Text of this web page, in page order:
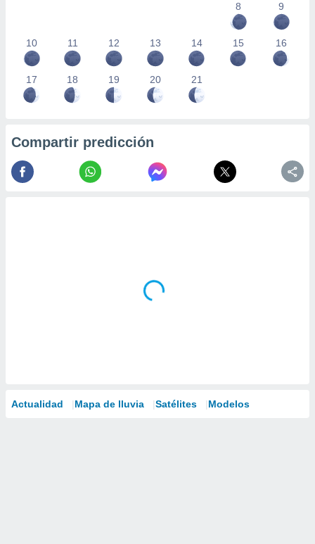
8
9
10 11 12 13 14 15 16
17 18 19 20 21
Compartir predicción
Actualidad Mapa de lluvia Satélites Modelos